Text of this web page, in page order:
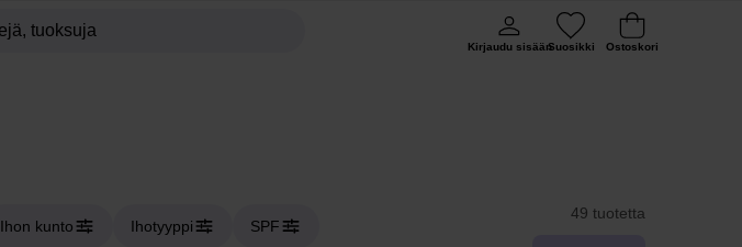
Kirjaudu sisäänSuosikki Ostoskori
Ihon kunto Ihotyyppi SPF
49 tuotetta